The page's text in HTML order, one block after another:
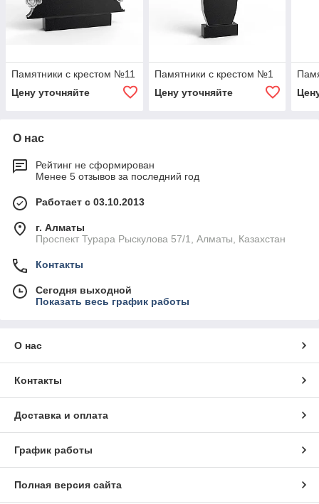
Памятники с крестом №11
Цену уточняйте
Памятники с крестом №1
Цену уточняйте
О нас
Рейтинг не сформирован
Менее 5 отзывов за последний год
Работает с 03.10.2013
г. Алматы
Проспект Турара Рыскулова 57/1, Алматы, Казахстан
Контакты
Сегодня выходной
Показать весь график работы
О нас
Контакты
Доставка и оплата
График работы
Полная версия сайта